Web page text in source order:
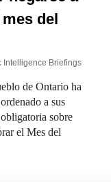
del
Intelligence Briefings
de Ontario ha
a sus
sobre
el Mes del